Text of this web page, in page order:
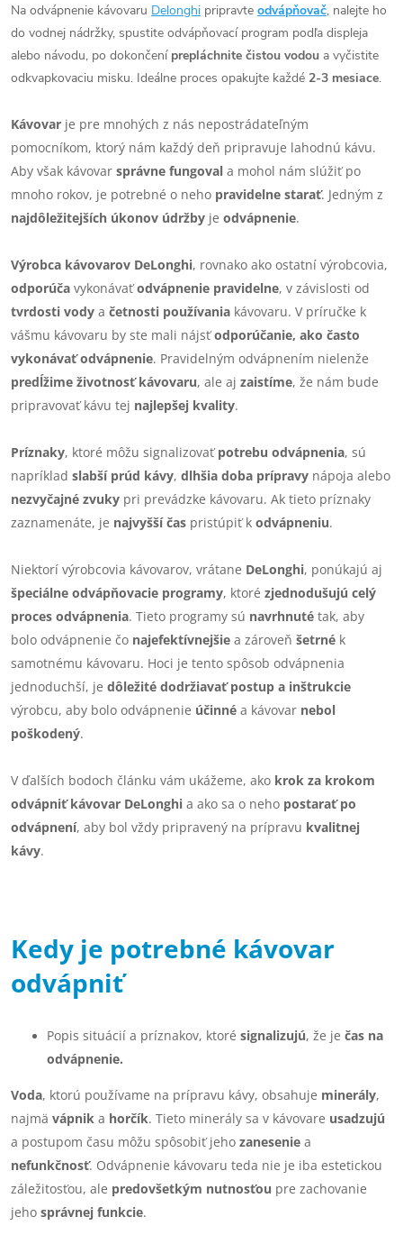
Na odvápnenie kávovaru Delonghi pripravte odvápňovač, nalejte ho
do vodnej nádržky, spustite odvápňovací program podľa displeja
alebo návodu, po dokončení prepláchnite čistou vodou a vyčistite
odkvapkovaciu misku. Ideálne proces opakujte každé 2-3 mesiace.
Kávovar je pre mnohých z nás nepostrádateľným
pomocníkom, ktorý nám každý deň pripravuje lahodnú kávu.
Aby však kávovar správne fungoval a mohol nám slúžiť po
mnoho rokov, je potrebné o neho pravidelne starať. Jedným z
najdôležitejších úkonov údržby je odvápnenie.
Výrobca kávovarov DeLonghi, rovnako ako ostatní výrobcovia,
odporúča vykonávaťodvápnenie pravidelne, v závislosti od
tvrdosti vody a četnosti používania kávovaru. V príručke k
vášmu kávovaru by ste mali nájsťodporúčanie, ako často
vykonávať odvápnenie. Pravidelným odvápnením nielenže
predĺžime životnosť kávovaru, ale aj zaistíme, že nám bude
pripravovať kávu tej najlepšej kvality.
Príznaky, ktoré môžu signalizovaťpotrebu odvápnenia, sú
napríklad slabší prúd kávy, dlhšia doba prípravy nápoja alebo
nezvyčajné zvuky pri prevádzke kávovaru. Ak tieto príznaky
zaznamenáte, je najvyšší čas pristúpiť k odvápneniu.
Niektorí výrobcovia kávovarov, vrátane DeLonghi, ponúkajú aj
špeciálne odvápňovacie programy, ktoré zjednodušujú celý
proces odvápnenia. Tieto programy sú navrhnuté tak, aby
bolo odvápnenie čo najefektívnejšie a zároveň šetrné k
samotnému kávovaru. Hoci je tento spôsob odvápnenia
jednoduchší, je dôležité dodržiavať postup a inštrukcie
výrobcu, aby bolo odvápnenie účinné a kávovar nebol
poškodený.
V ďalších bodoch článku vám ukážeme, ako krok za krokom
odvápniť kávovar DeLonghi a ako sa o neho postarať po
odvápnení, aby bol vždy pripravený na prípravu kvalitnej
kávy.
Kedy je potrebné kávovar
odvápniť
Popis situácií a príznakov, ktoré signalizujú, že je čas na
odvápnenie.
Voda, ktorú používame na prípravu kávy, obsahuje minerály,
najmä vápnik a horčík. Tieto minerály sa v kávovare usadzujú
a postupom času môžu spôsobiť jeho zanesenie a
nefunkčnosť. Odvápnenie kávovaru teda nie je iba estetickou
záležitosťou, ale predovšetkým nutnosťou pre zachovanie
jeho správnej funkcie.